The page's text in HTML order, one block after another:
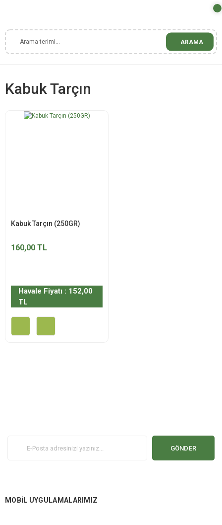
ARAMA
Kabuk Tarçın
Kabuk Tarçın (250GR)
160,00 TL
Havale Fiyatı : 152,00
TL
GÖNDER
MOBİL UYGULAMALARIMIZ